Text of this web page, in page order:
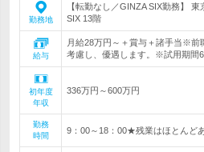
勤務地
【転勤なし／GINZA SIX勤務】
SIX 13階
給与
月給28万円～＋賞与＋諸手当※前
考慮し、優遇します。※試用期間
初年度
年収
336万円～600万円
勤務
時間
9：00～18：00★残業はほとんど